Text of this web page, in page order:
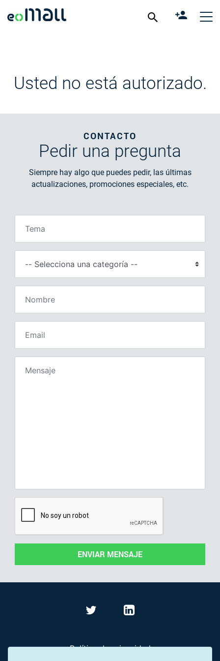
Usted no está autorizado.
CONTACTO
Pedir una pregunta
Siempre hay algo que puedes pedir, las últimas
actualizaciones, promociones especiales, etc.
ENVIAR MENSAJE
Política de privacidad